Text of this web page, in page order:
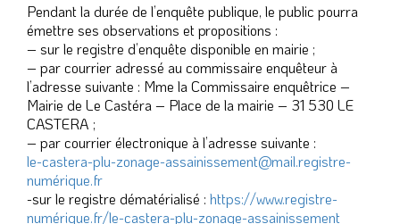
Pendant la durée de l’enquête publique, le public pourra
émettre ses observations et propositions :
– sur le registre d’enquête disponible en mairie ;
– par courrier adressé au commissaire enquêteur à
l’adresse suivante : Mme la Commissaire enquêtrice –
Mairie de Le Castéra – Place de la mairie – 31 530 LE
CASTERA ;
– par courrier électronique à l’adresse suivante :
le-castera-plu-zonage-assainissement@mail.registre-
numérique.fr
-sur le registre dématérialisé : https://www.registre-
numérique.fr/le-castera-plu-zonage-assainissement